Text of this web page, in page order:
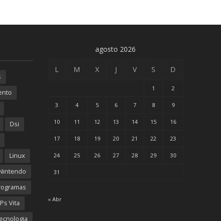
Dsi
Linux
Ps Vita
agosto 2026
L M X J V S D
1 2
3 4 5 6 7 8 9
10 11 12 13 14 15 16
17 18 19 20 21 22 23
24 25 26 27 28 29 30
31
« Abr